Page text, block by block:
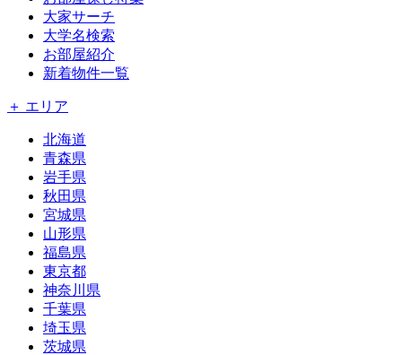
大家サーチ
大学名検索
お部屋紹介
新着物件一覧
＋ エリア
北海道
青森県
岩手県
秋田県
宮城県
山形県
福島県
東京都
神奈川県
千葉県
埼玉県
茨城県